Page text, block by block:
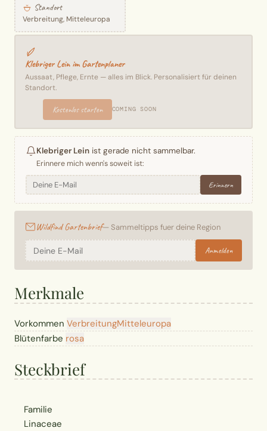
Standort
Verbreitung, Mitteleuropa
Klebriger Lein im Gartenplaner
Aussaat, Pflege, Ernte — alles im Blick. Personalisiert für deinen
Standort.
Kostenlos starten COMING SOON
Klebriger Lein ist gerade nicht sammelbar.
Erinnere mich wenn's soweit ist:
Erinnern
Wildfind Gartenbrief— Sammeltipps fuer deine Region
Anmelden
Merkmale
Vorkommen VerbreitungMitteleuropa
Blütenfarbe rosa
Steckbrief
Familie
Linaceae